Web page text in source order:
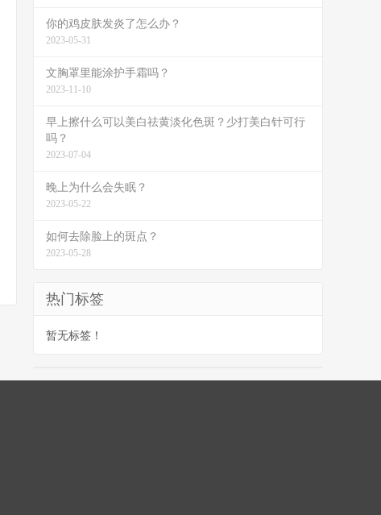
你的鸡皮肤发炎了怎么办？
2023-05-31
文胸罩里能涂护手霜吗？
2023-11-10
早上擦什么可以美白祛黄淡化色斑？少打美白针可行
吗？
2023-07-04
晚上为什么会失眠？
2023-05-22
如何去除脸上的斑点？
2023-05-28
热门标签
暂无标签！